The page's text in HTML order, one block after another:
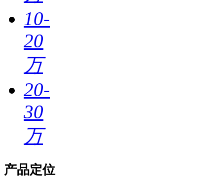
10-
20
万
20-
30
万
产品定位